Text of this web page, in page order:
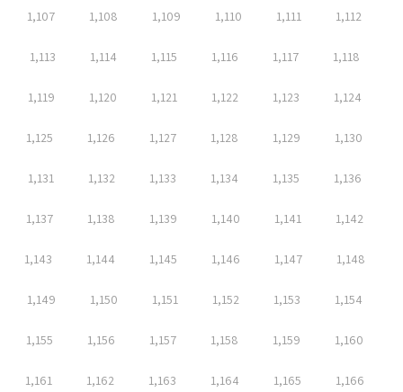
1,107 1,108 1,109 1,110 1,111 1,112
1,113 1,114 1,115 1,116 1,117 1,118
1,119 1,120 1,121 1,122 1,123 1,124
1,125 1,126 1,127 1,128 1,129 1,130
1,131 1,132 1,133 1,134 1,135 1,136
1,137 1,138 1,139 1,140 1,141 1,142
1,143 1,144 1,145 1,146 1,147 1,148
1,149 1,150 1,151 1,152 1,153 1,154
1,155 1,156 1,157 1,158 1,159 1,160
1,161 1,162 1,163 1,164 1,165 1,166